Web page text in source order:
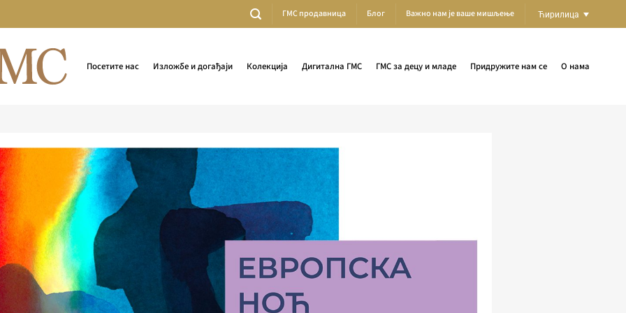
ГМС продавница Блог Важно нам је ваше мишљење Ћирилица
Посетите нас Изложбе и догађаји Колекција Дигитална ГМС ГМС за децу и младе Придружите нам се О нама